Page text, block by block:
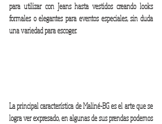
para utilizar con Jeans hasta vestidos creando looks
formales o elegantes para eventos especiales, sin duda
una variedad para escoger.
La principal característica de Maliné-BG es el arte que se
logra ver expresado, en algunas de sus prendas podemos